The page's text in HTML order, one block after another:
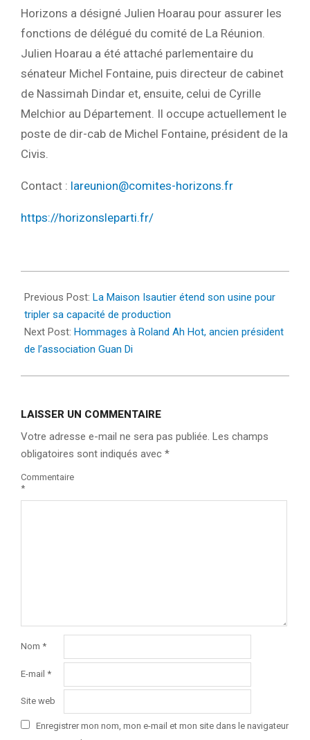
Horizons a désigné Julien Hoarau pour assurer les
fonctions de délégué du comité de La Réunion.
Julien Hoarau a été attaché parlementaire du
sénateur Michel Fontaine, puis directeur de cabinet
de Nassimah Dindar et, ensuite, celui de Cyrille
Melchior au Département. Il occupe actuellement le
poste de dir-cab de Michel Fontaine, président de la
Civis.
Contact : lareunion@comites-horizons.fr
https://horizonsleparti.fr/
03-
29
Previous Post: La Maison Isautier étend son usine pour
tripler sa capacité de production
Next Post: Hommages à Roland Ah Hot, ancien président
de l’association Guan Di
LAISSER UN COMMENTAIRE
Votre adresse e-mail ne sera pas publiée. Les champs
obligatoires sont indiqués avec *
Commentaire
*
Nom *
E-mail *
Site web
Enregistrer mon nom, mon e-mail et mon site dans le navigateur